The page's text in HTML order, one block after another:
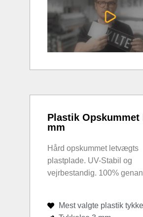
Plastik Opskummet
mm
Hård opskummet letvægts
plastplade. UV-Stabil og
vejrbestandig. 100%
Mest valgte plastik